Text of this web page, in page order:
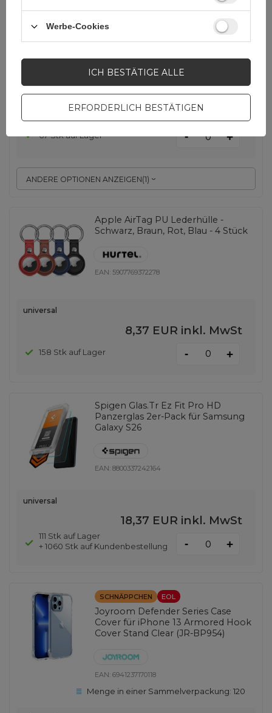
ANDERE OPTIONEN ANZEIGEN(1)
Silber
4,65 EUR inkl. MwSt
67 Stk auf Lager - +
Apple AirTag PU Lederhülle -
Schwarz, Braun, Rot, Blau - 4 Stück
EAN: 5907769372278
universal
8,37 EUR inkl. MwSt
158 Stk auf Lager - +
Spigen Glas.Tr Ez Fit Pro HD
Panzerglas 2er-Pack für Samsung
Galaxy S26
EAN:8800337242164
universal
18,37 EUR inkl. MwSt
111 Stk auf Lager
+ 1060 Stk auf Kundenbestellung
- +
SCHNÄPPCHEN EOL
Joyroom Defender Series Case
Cover für iPhone 13 Armored Hook
Cover Stand Clear (JR-BP954)
EAN:6941237170118
Menge in einer Sammelverpackung:120
Werbe-Cookies
ERFORDERLICH BESTÄTIGEN
ICH BESTÄTIGE ALLE